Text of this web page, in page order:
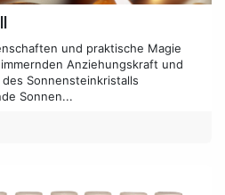
und praktische Magie
Anziehungskraft und
Sonnensteinkristalls
Sonnen...